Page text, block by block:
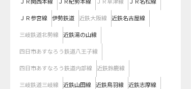
ＪＲ関西本線 ＪＲ紀勢本線 ＪＲ草津線 ＪＲ名松線
ＪＲ参宮線 伊勢鉄道 近鉄大阪線 近鉄名古屋線
三岐鉄道北勢線 近鉄湯の山線
四日市あすなろう鉄道八王子線
四日市あすなろう鉄道内部線 近鉄鈴鹿線
三岐鉄道三岐線 近鉄山田線 近鉄鳥羽線 近鉄志摩線